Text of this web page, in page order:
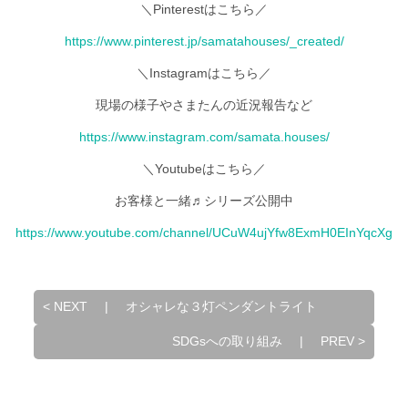
＼Pinterestはこちら／
https://www.pinterest.jp/samatahouses/_created/
＼Instagramはこちら／
現場の様子やさまたんの近況報告など
https://www.instagram.com/samata.houses/
＼Youtubeはこちら／
お客様と一緒♬シリーズ公開中
https://www.youtube.com/channel/UCuW4ujYfw8ExmH0EInYqcXg
< NEXT | オシャレな３灯ペンダントライト
SDGsへの取り組み | PREV>